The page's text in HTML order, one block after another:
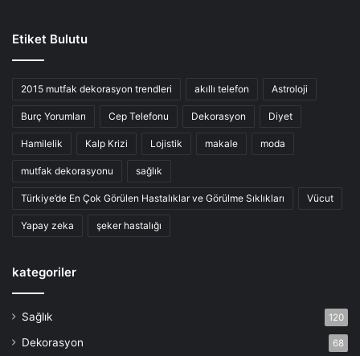
Etiket Bulutu
2015 mutfak dekorasyon trendleri akıllı telefon Astroloji
Burç Yorumları Cep Telefonu Dekorasyon Diyet
Hamilelik Kalp Krizi Lojistik makale moda
mutfak dekorasyonu sağlık
Türkiye’de En Çok Görülen Hastalıklar ve Görülme Sıklıkları Vücut
Yapay zeka şeker hastalığı
kategoriler
Sağlık 120
Dekorasyon 68